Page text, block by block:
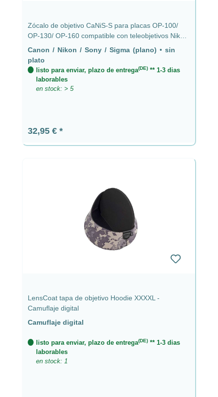
Zócalo de objetivo CaNiS-S para placas OP-100/
OP-130/ OP-160 compatible con teleobjetivos Nikon,
Canon, Sony y Sigma sin placa - CaNiS-S (plano)
Canon / Nikon / Sony / Sigma (plano) • sin
plato
listo para enviar, plazo de entrega(DE) ** 1-3 dias
laborables
en stock: > 5
Precio normal:
32,95 €
LensCoat tapa de objetivo Hoodie XXXXL -
Camuflaje digital
Camuflaje digital
listo para enviar, plazo de entrega(DE) ** 1-3 dias
laborables
en stock: 1